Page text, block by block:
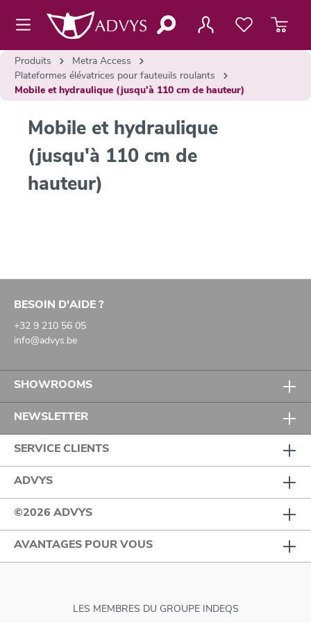
principal
Produits
Metra Access
Plateformes élévatrices pour fauteuils roulants
Mobile et hydraulique (jusqu'à 110 cm de hauteur)
Mobile et hydraulique
(jusqu'à 110 cm de
hauteur)
BESOIN D'AIDE ?
+32 9 210 56 05
info@advys.be
SHOWROOMS
NEWSLETTER
SERVICE CLIENTS
ADVYS
©2026 ADVYS
AVANTAGES POUR VOUS
LES MEMBRES DU GROUPE INDEQS